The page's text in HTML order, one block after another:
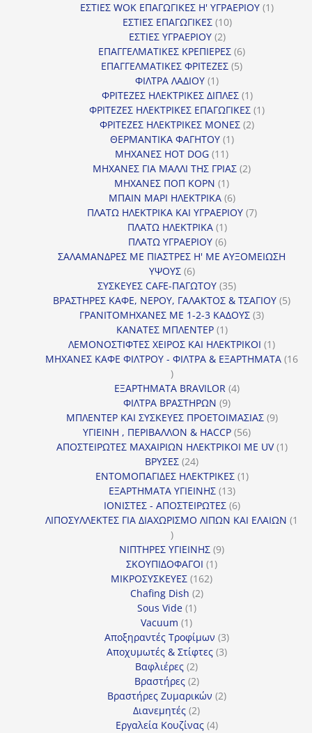
προϊόντα
ΕΣΤΙΕΣ WOK ΕΠΑΓΩΓΙΚΕΣ Η' ΥΓΡΑΕΡΙΟΥ 11
ΕΣΤΙΕΣ ΕΠΑΓΩΓΙΚΕΣ 1010
ΕΣΤΙΕΣ ΥΓΡΑΕΡΙΟΥ 22
προϊόντα
ΕΠΑΓΓΕΛΜΑΤΙΚΕΣ ΚΡΕΠΙΕΡΕΣ 66
προϊόντα
ΕΠΑΓΓΕΛΜΑΤΙΚΕΣ ΦΡΙΤΕΖΕΣ 55
ΦΙΛΤΡΑ ΛΑΔΙΟΥ 11
προϊόν
ΦΡΙΤΕΖΕΣ ΗΛΕΚΤΡΙΚΕΣ ΔΙΠΛΕΣ 11
προϊόν
ΦΡΙΤΕΖΕΣ ΗΛΕΚΤΡΙΚΕΣ ΕΠΑΓΩΓΙΚΕΣ 11
ΦΡΙΤΕΖΕΣ ΗΛΕΚΤΡΙΚΕΣ ΜΟΝΕΣ 22
ΘΕΡΜΑΝΤΙΚΑ ΦΑΓΗΤΟΥ 11
ΜΗΧΑΝΕΣ HOT DOG 1111
προϊόντα
ΜΗΧΑΝΕΣ ΓΙΑ ΜΑΛΛΙ ΤΗΣ ΓΡΙΑΣ 22
ΜΗΧΑΝΕΣ ΠΟΠ ΚΟΡΝ 11
προϊόν
ΜΠΑΙΝ ΜΑΡΙ ΗΛΕΚΤΡΙΚΑ 66
προϊόντα
ΠΛΑΤΩ ΗΛΕΚΤΡΙΚΑ ΚΑΙ ΥΓΡΑΕΡΙΟΥ 77
ΠΛΑΤΩ ΗΛΕΚΤΡΙΚΑ 11
προϊόν
ΠΛΑΤΩ ΥΓΡΑΕΡΙΟΥ 66
προϊόντα
ΣΑΛΑΜΑΝΔΡΕΣ ΜΕ ΠΙΑΣΤΡΕΣ Η' ΜΕ ΑΥΞΟΜΕΙΩΣΗ
ΥΨΟΥΣ 66
προϊόντα
ΣΥΣΚΕΥΕΣ CAFE-ΠΑΓΩΤΟΥ 3535
προϊόντα
ΒΡΑΣΤΗΡΕΣ ΚΑΦΕ, ΝΕΡΟΥ, ΓΑΛΑΚΤΟΣ & ΤΣΑΓΙΟΥ 55
ΓΡΑΝΙΤΟΜΗΧΑΝΕΣ ΜΕ 1-2-3 ΚΑΔΟΥΣ 33
ΚΑΝΑΤΕΣ ΜΠΛΕΝΤΕΡ 11
προϊόν
ΛΕΜΟΝΟΣΤΙΦΤΕΣ ΧΕΙΡΟΣ ΚΑΙ ΗΛΕΚΤΡΙΚΟΙ 11
προϊόν
ΜΗΧΑΝΕΣ ΚΑΦΕ ΦΙΛΤΡΟΥ - ΦΙΛΤΡΑ & ΕΞΑΡΤΗΜΑΤΑ 16
16
προϊόντα
ΕΞΑΡΤΗΜΑΤΑ BRAVILOR 44
ΦΙΛΤΡΑ ΒΡΑΣΤΗΡΩΝ 99
προϊόντα
ΜΠΛΕΝΤΕΡ ΚΑΙ ΣΥΣΚΕΥΕΣ ΠΡΟΕΤΟΙΜΑΣΙΑΣ 99
ΥΓΙΕΙΝΗ , ΠΕΡΙΒΑΛΛΟΝ & HACCP 5656
προϊόντα
ΑΠΟΣΤΕΙΡΩΤΕΣ ΜΑΧΑΙΡΙΩΝ ΗΛΕΚΤΡΙΚΟΙ ΜΕ UV 11
ΒΡΥΣΕΣ 2424
προϊόντα
ΕΝΤΟΜΟΠΑΓΙΔΕΣ ΗΛΕΚΤΡΙΚΕΣ 11
ΕΞΑΡΤΗΜΑΤΑ ΥΓΙΕΙΝΗΣ 1313
προϊόντα
ΙΟΝΙΣΤΕΣ - ΑΠΟΣΤΕΙΡΩΤΕΣ 66
προϊόντα
ΛΙΠΟΣΥΛΛΕΚΤΕΣ ΓΙΑ ΔΙΑΧΩΡΙΣΜΟ ΛΙΠΩΝ ΚΑΙ ΕΛΑΙΩΝ 1
1
προϊόν
ΝΙΠΤΗΡΕΣ ΥΓΙΕΙΝΗΣ 99
ΣΚΟΥΠΙΔΟΦΑΓΟΙ 11
ΜΙΚΡΟΣΥΣΚΕΥΕΣ 162162
Chafing Dish 22
Sous Vide 11
Vacuum 11
προϊόν
Αποξηραντές Τροφίμων 33
προϊόντα
Αποχυμωτές & Στίφτες 33
Βαφλιέρες 22
προϊόντα
Βραστήρες 22
προϊόντα
Βραστήρες Ζυμαρικών 22
Διανεμητές 22
προϊόντα
Εργαλεία Κουζίνας 44